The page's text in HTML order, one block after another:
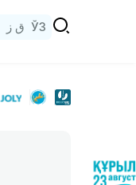
ق ز ЎЗ